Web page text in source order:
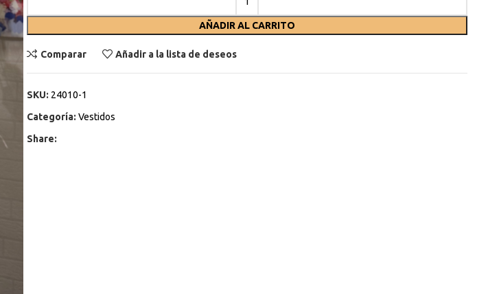
AÑADIR AL CARRITO
Comparar Añadir a la lista de deseos
SKU: 24010-1
Categoría: Vestidos
Share: